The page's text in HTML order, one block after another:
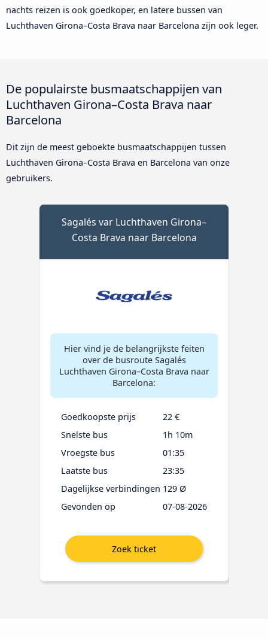
nachts reizen is ook goedkoper, en latere bussen van
Luchthaven Girona–Costa Brava naar Barcelona zijn ook leger.
De populairste busmaatschappijen van
Luchthaven Girona–Costa Brava naar
Barcelona
Dit zijn de meest geboekte busmaatschappijen tussen
Luchthaven Girona–Costa Brava en Barcelona van onze
gebruikers.
Sagalés var Luchthaven Girona–
Costa Brava naar Barcelona
Hier vind je de belangrijkste feiten
over de busroute Sagalés
Luchthaven Girona–Costa Brava naar
Barcelona:
Goedkoopste prijs
22 €
Snelste bus
1h 10m
Vroegste bus
01:35
Laatste bus
23:35
Dagelijkse verbindingen 129 Ø
Gevonden op
07-08-2026